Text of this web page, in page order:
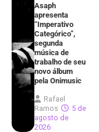
Asaph
apresenta
“Imperativo
Categórico”,
segunda
música de
trabalho de seu
novo álbum
pela Onimusic
Rafael
Ramos
5 de
agosto de
2026